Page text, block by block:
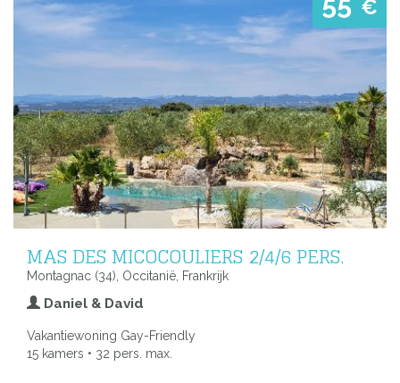
€
MAS DES MICOCOULIERS 2/4/6 PERS.
Montagnac (34), Occitanië, Frankrijk
Daniel & David
Vakantiewoning Gay-Friendly
15 kamers • 32 pers. max.